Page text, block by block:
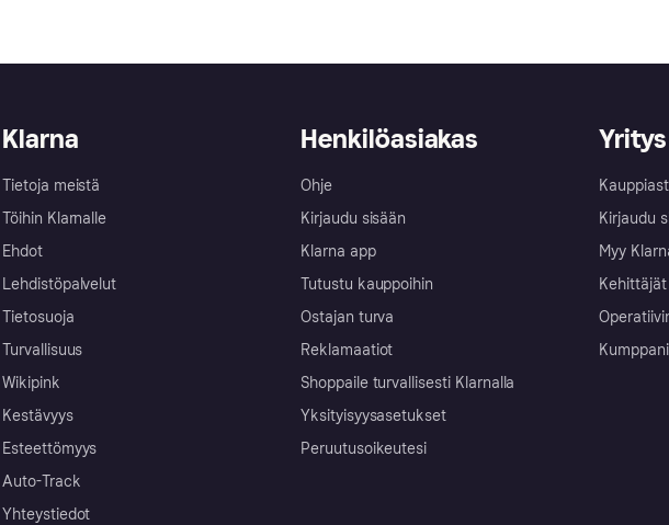
Klarna
Tietoja meistä
Töihin Klarnalle
Ehdot
Lehdistöpalvelut
Tietosuoja
Turvallisuus
Wikipink
Kestävyys
Esteettömyys
Auto-Track
Yhteystiedot
Henkilöasiakas
Ohje
Kirjaudu sisään
Klarna app
Tutustu kauppoihin
Ostajan turva
Reklamaatiot
Shoppaile turvallisesti Klarnalla
Yksityisyysasetukset
Peruutusoikeutesi
Yritys
Kirjaudu
Myy
Kehittäjät